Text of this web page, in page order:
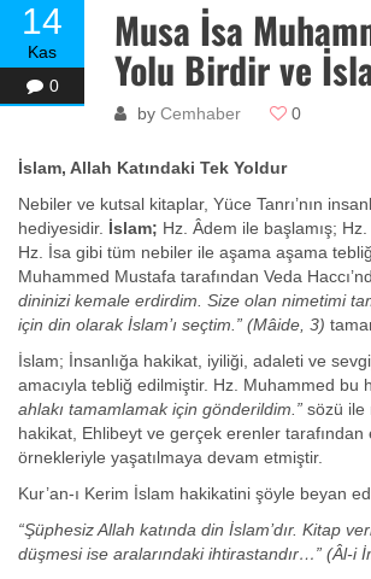
14
Kas
0
Musa İsa
Yolu Birdir ve
by Cemhaber 0
İslam, Allah Katındaki Tek Yoldur
Nebiler ve kutsal kitaplar, Yüce Tanrı’nın
hediyesidir. İslam; Hz. Âdem ile başlamış;
Hz. İsa gibi tüm nebiler ile aşama aşama
Muhammed Mustafa tarafından Veda
dininizi kemale erdirdim. Size olan nimetimi
için din olarak İslam’ı seçtim.” (Mâide, 3)
İslam; İnsanlığa hakikat, iyiliği, adaleti ve
amacıyla tebliğ edilmiştir. Hz. Muhammed bu
ahlakı tamamlamak için gönderildim.” sözü ile
hakikat, Ehlibeyt ve gerçek erenler tarafından
örnekleriyle yaşatılmaya devam etmiştir.
Kur’an-ı Kerim İslam hakikatini şöyle beyan
“Şüphesiz Allah katında din İslam’dır. Kitap
düşmesi ise aralarındaki ihtirastandır…” (Âl-i